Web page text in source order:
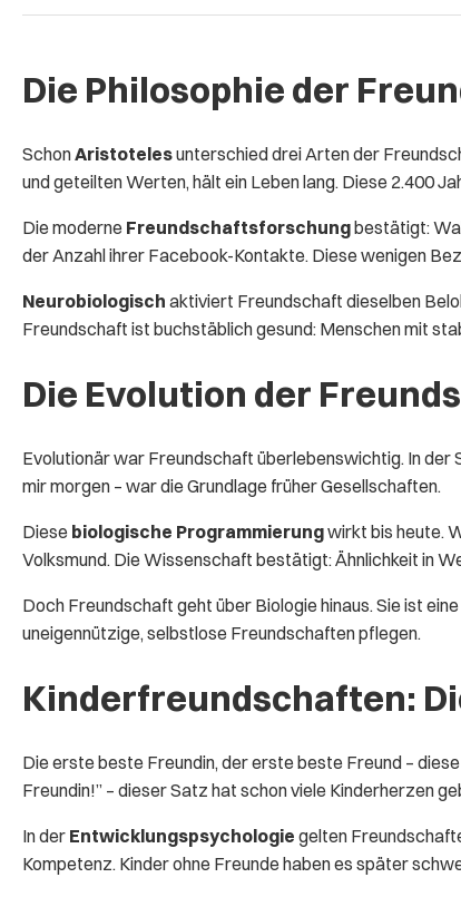
Die Philosophie der
SchonAristotelesunterschied drei Arten der
und geteilten Werten, hält ein Leben lang. Diese 2.400
Die moderne Freundschaftsforschungbestätigt:
der Anzahl ihrer Facebook-Kontakte. Diese wenigen
Neurobiologisch aktiviert Freundschaft dieselben
Freundschaft ist buchstäblich gesund: Menschen mit
Die Evolution der
Evolutionär war Freundschaft überlebenswichtig. In
mir morgen – war die Grundlage früher Gesellschaften.
Diese biologische Programmierungwirkt bis heute.
Volksmund. Die Wissenschaft bestätigt: Ähnlichkeit in
Doch Freundschaft geht über Biologie hinaus. Sie ist eine
uneigennützige, selbstlose Freundschaften pflegen.
Kinderfreundschaften:
Die erste beste Freundin, der erste beste Freund –
Freundin!” – dieser Satz hat schon viele Kinderherzen
In der Entwicklungspsychologie gelten
Kompetenz. Kinder ohne Freunde haben es später